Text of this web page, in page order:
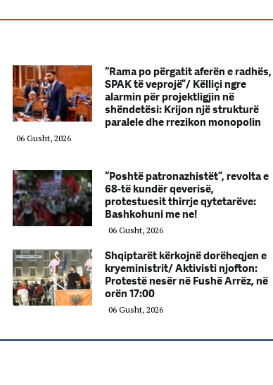
“Rama po përgatit aferën e radhës,
SPAK të veprojë”/ Këlliçi ngre
alarmin për projektligjin në
shëndetësi: Krijon një strukturë
paralele dhe rrezikon monopolin
06 Gusht, 2026
“Poshtë patronazhistët”, revolta e
68-të kundër qeverisë,
protestuesit thirrje qytetarëve:
Bashkohuni me ne!
06 Gusht, 2026
Shqiptarët kërkojnë dorëheqjen e
kryeministrit/ Aktivisti njofton:
Protestë nesër në Fushë Arrëz, në
orën 17:00
06 Gusht, 2026